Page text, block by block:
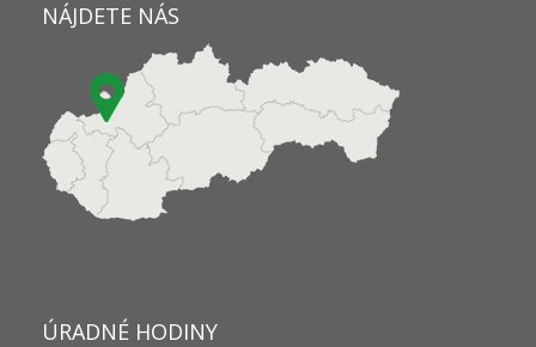
NÁJDETE NÁS
ÚRADNÉ HODINY